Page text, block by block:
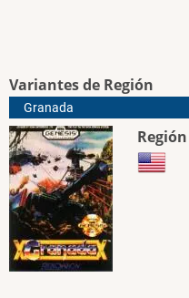
Variantes de Región
Granada
Región